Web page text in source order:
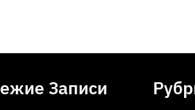
Записи